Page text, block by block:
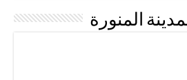
المنورة